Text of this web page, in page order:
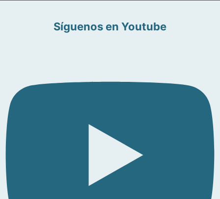
Síguenos en Youtube